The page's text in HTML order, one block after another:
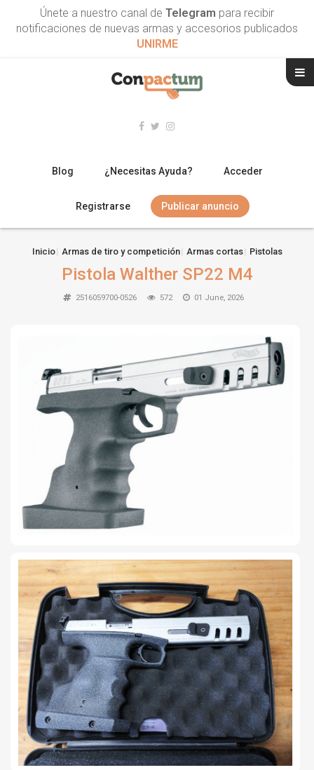
Únete a nuestro canal de Telegram para recibir
notificaciones de nuevas armas y accesorios publicados
UNIRME
Blog ¿Necesitas Ayuda? Acceder
Registrarse Publicar anuncio
ESCOPETAS
ARMAS CORTAS
AIRE COMPRIMIDO
OTRAS ARMAS
Inicio Armas de tiro y competición Armas cortas Pistolas
Pistola Walther SP22 M4
2516059700-0526 572 01 June, 2026